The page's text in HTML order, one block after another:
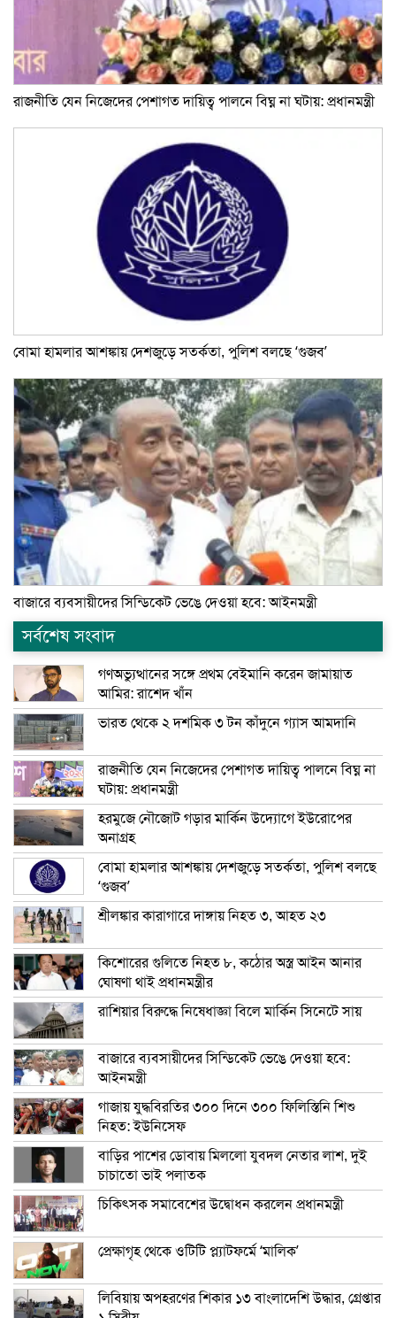
রাজনীতি যেন নিজেদের পেশাগত দায়িত্ব পালনে বিঘ্ন না ঘটায়: প্রধানমন্ত্রী
বোমা হামলার আশঙ্কায় দেশজুড়ে সতর্কতা, পুলিশ বলছে ‘গুজব’
বাজারে ব্যবসায়ীদের সিন্ডিকেট ভেঙে দেওয়া হবে: আইনমন্ত্রী
সর্বশেষ সংবাদ
গণঅভ্যুত্থানের সঙ্গে প্রথম বেইমানি করেন জামায়াত
আমির: রাশেদ খাঁন
ভারত থেকে ২ দশমিক ৩ টন কাঁদুনে গ্যাস আমদানি
রাজনীতি যেন নিজেদের পেশাগত দায়িত্ব পালনে বিঘ্ন না
ঘটায়: প্রধানমন্ত্রী
হরমুজে নৌজোট গড়ার মার্কিন উদ্যোগে ইউরোপের
অনাগ্রহ
বোমা হামলার আশঙ্কায় দেশজুড়ে সতর্কতা, পুলিশ বলছে
‘গুজব’
শ্রীলঙ্কার কারাগারে দাঙ্গায় নিহত ৩, আহত ২৩
কিশোরের গুলিতে নিহত ৮, কঠোর অস্ত্র আইন আনার
ঘোষণা থাই প্রধানমন্ত্রীর
রাশিয়ার বিরুদ্ধে নিষেধাজ্ঞা বিলে মার্কিন সিনেটে সায়
বাজারে ব্যবসায়ীদের সিন্ডিকেট ভেঙে দেওয়া হবে:
আইনমন্ত্রী
গাজায় যুদ্ধবিরতির ৩০০ দিনে ৩০০ ফিলিস্তিনি শিশু
নিহত: ইউনিসেফ
বাড়ির পাশের ডোবায় মিললো যুবদল নেতার লাশ, দুই
চাচাতো ভাই পলাতক
চিকিৎসক সমাবেশের উদ্বোধন করলেন প্রধানমন্ত্রী
প্রেক্ষাগৃহ থেকে ওটিটি প্ল্যাটফর্মে ‘মালিক’
লিবিয়ায় অপহরণের শিকার ১৩ বাংলাদেশি উদ্ধার, গ্রেপ্তার